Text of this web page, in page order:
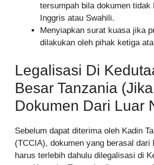
tersumpah bila dokumen tidak
Inggris atau Swahili.
Menyiapkan surat kuasa jika
dilakukan oleh pihak ketiga
Legalisasi Di
Besar Tanzania (Jika
Dokumen Dari Luar
Sebelum dapat diterima oleh Kadin
(TCCIA), dokumen yang berasal dari
harus terlebih dahulu dilegalisasi di